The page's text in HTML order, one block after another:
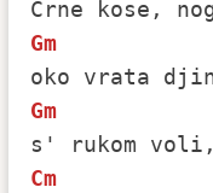
Gm
Gm
Cm